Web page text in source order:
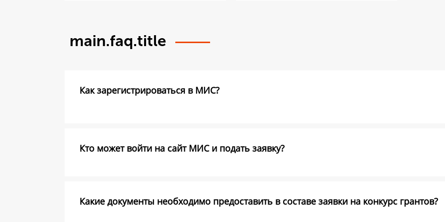
main.faq.title
Как зарегистрироваться в МИС?
Кто может войти на сайт МИС и подать заявку?
Какие документы необходимо предоставить в составе заявки на конкурс грантов?